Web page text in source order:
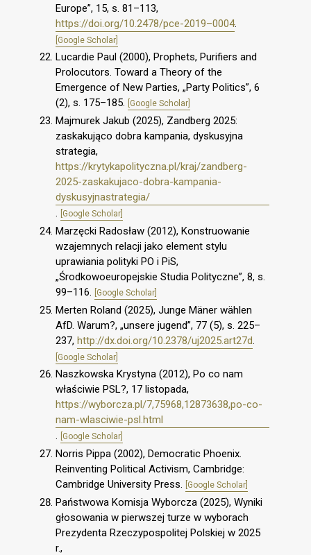
Europe”, 15, s. 81–113,
https://doi.org/10.2478/pce-2019–0004.
[Google Scholar]
Lucardie Paul (2000), Prophets, Purifiers and
Prolocutors. Toward a Theory of the
Emergence of New Parties, „Party Politics”, 6
(2), s. 175–185.
[Google Scholar]
Majmurek Jakub (2025), Zandberg 2025:
zaskakująco dobra kampania, dyskusyjna
strategia,
https://krytykapolityczna.pl/kraj/zandberg-
2025-zaskakujaco-dobra-kampania-
dyskusyjnastrategia/
.
[Google Scholar]
Marzęcki Radosław (2012), Konstruowanie
wzajemnych relacji jako element stylu
uprawiania polityki PO i PiS,
„Środkowoeuropejskie Studia Polityczne”, 8, s.
99–116.
[Google Scholar]
Merten Roland (2025), Junge Mäner wählen
AfD. Warum?, „unsere jugend”, 77 (5), s. 225–
237, http://dx.doi.org/10.2378/uj2025.art27d.
[Google Scholar]
Naszkowska Krystyna (2012), Po co nam
właściwie PSL?, 17 listopada,
https://wyborcza.pl/7,75968,12873638,po-co-
nam-wlasciwie-psl.html
.
[Google Scholar]
Norris Pippa (2002), Democratic Phoenix.
Reinventing Political Activism, Cambridge:
Cambridge University Press.
[Google Scholar]
Państwowa Komisja Wyborcza (2025), Wyniki
głosowania w pierwszej turze w wyborach
Prezydenta Rzeczypospolitej Polskiej w 2025
r.,